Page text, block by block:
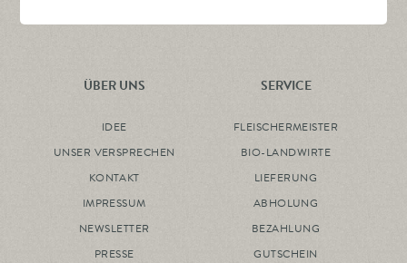
ÜBER UNS
IDEE
UNSER VERSPRECHEN
KONTAKT
IMPRESSUM
NEWSLETTER
PRESSE
SERVICE
FLEISCHERMEISTER
BIO-LANDWIRTE
LIEFERUNG
ABHOLUNG
BEZAHLUNG
GUTSCHEIN